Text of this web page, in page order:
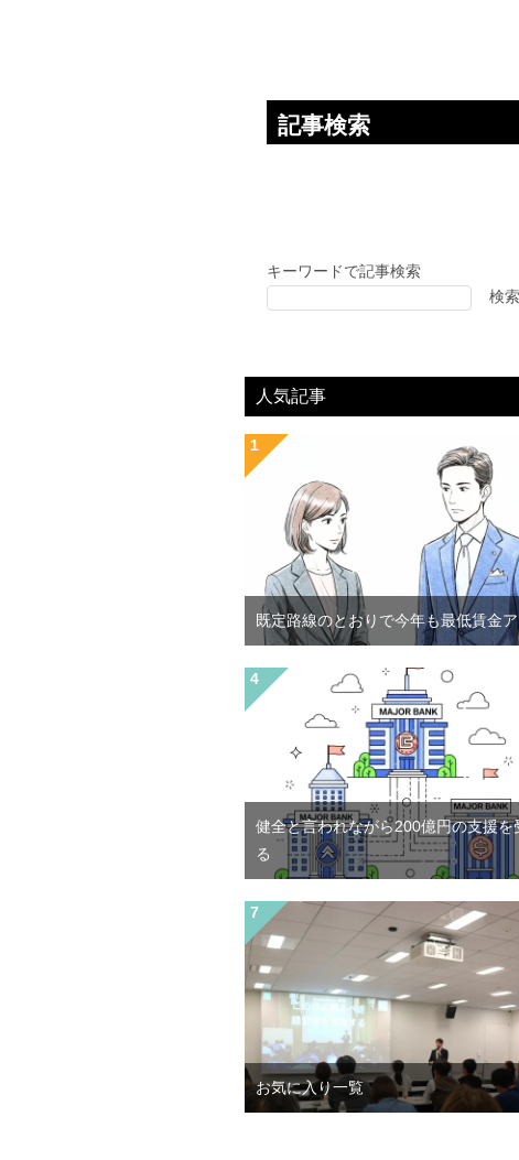
記事検索
キーワードで記事検索
検索
人気記事
既定路線のとおりで今年も最低賃金
健全と言われながら200億円の支援を
る
お気に入り一覧